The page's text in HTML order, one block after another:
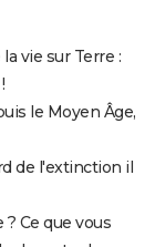
vie sur Terre :
le Moyen Âge,
de l'extinction il
Ce que vous